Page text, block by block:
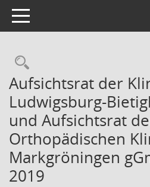
Toggle navigation
Aufsichtsrat der
Ludwigsburg-
und Aufsichtsrat
Orthopädischen
Markgröningen
2019